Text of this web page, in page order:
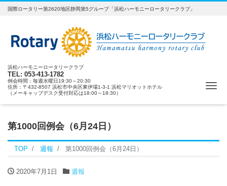
国際ロータリー第2620地区静岡第5グループ「浜松ハーモニーロータリークラブ」
浜松ハーモニーロータリークラブ
TEL: 053-413-1782
例会時間：毎週水曜日19:30～20:30
住所：〒432-8507 浜松市中央区東伊場1-3-1 浜松マリオットホテル
（メーキャップデスク受付対応は18:00～18:30）
ナ
第1000回例会（6月24日）
TOP 週報 第1000回例会（6月24日）
2020年7月1日 週報